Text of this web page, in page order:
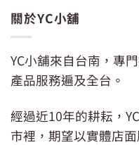
關於YC小舖
YC小舖來自台南，專
產品服務遍及全台。
經過近10年的耕耘，
市裡，期望以實體店